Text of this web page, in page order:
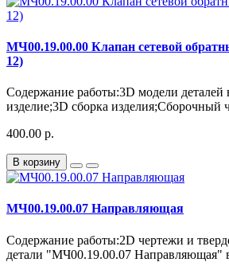
МЧ00.19.00.00 Клапан сетевой
12)
Содержание работы:3D модели деталей
изделие;3D сборка изделия;Сборочный
400.00 р.
В корзину
МЧ00.19.00.07 Направляющая
Содержание работы:2D чертежи и
детали "МЧ00.19.00.07 Направляющая"